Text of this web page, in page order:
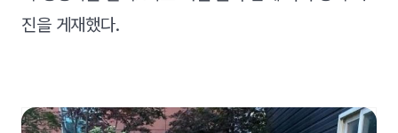
진을 게재했다.